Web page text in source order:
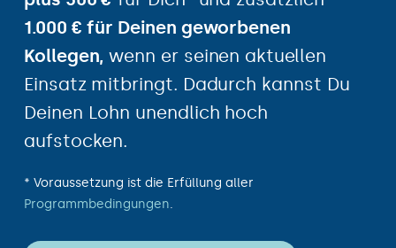
1.000 € für Deinen geworbenen
Kollegen, wenn er seinen aktuellen
Einsatz mitbringt. Dadurch kannst Du
Deinen Lohn unendlich hoch
aufstocken.
* Voraussetzung ist die Erfüllung aller
Programmbedingungen.